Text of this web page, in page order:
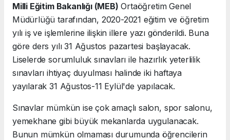
Milli Eğitim Bakanlığı (MEB) Ortaöğretim Genel
Müdürlüğü tarafından, 2020-2021 eğitim ve öğretim
yılı iş ve işlemlerine ilişkin illere yazı gönderildi. Buna
göre ders yılı 31 Ağustos pazartesi başlayacak.
Liselerde sorumluluk sınavları ile hazırlık yeterlilik
sınavları ihtiyaç duyulması halinde iki haftaya
yayılarak 31 Ağustos-11 Eylül'de yapılacak.
Sınavlar mümkün ise çok amaçlı salon, spor salonu,
yemekhane gibi büyük mekanlarda uygulanacak.
Bunun mümkün olmaması durumunda öğrencilerin